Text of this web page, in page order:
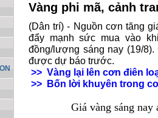
Vàng phi mã, cảnh
(Dân trí) - Nguồn cơn tăng
đẩy mạnh sức mua vào
đồng/lượng sáng nay (19/
được dự báo trước.
>> Vàng lại lên cơn điên
>> Bốn lời khuyên trong
Giá vàng sáng